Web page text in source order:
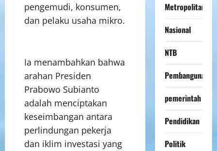
pengemudi, konsumen,
dan pelaku usaha mikro.
Ia menambahkan bahwa
arahan Presiden
Prabowo Subianto
adalah menciptakan
keseimbangan antara
perlindungan pekerja
dan iklim investasi yang
Metropolitan
Nasional
NTB
Pembangunan
pemerintah
Pendidikan
Politik